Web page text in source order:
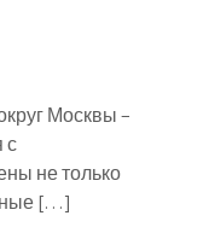
Москвы –
с
не только
[…]